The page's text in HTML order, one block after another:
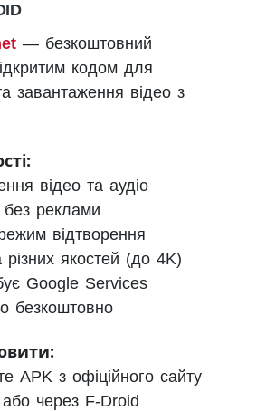
— безкоштовний
кодом для
завантаження відео з
відео та аудіо
реклами
відтворення
різних якостей (до 4K)
Google Services
безкоштовно
APK з офіційного сайту
через F-Droid